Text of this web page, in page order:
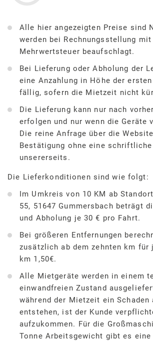
Alle hier angezeigten Preise sind
werden bei Rechnungsstellung mit
Mehrwertsteuer beaufschlagt.
Bei Lieferung oder Abholung der
eine Anzahlung in Höhe der
fällig, sofern die Mietzeit nicht
Die Lieferung kann nur nach
erfolgen und nur wenn die Geräte
Die reine Anfrage über die
Bestätigung ohne eine schriftliche
unsererseits.
Die Lieferkonditionen sind wie folgt:
Im Umkreis von 10 KM ab
55, 51647 Gummersbach beträgt
und Abholung je 30 € pro Fahrt.
Bei größeren Entfernungen
zusätzlich ab dem zehnten km für
km 1,50€.
Alle Mietgeräte werden in einem
einwandfreien Zustand
während der Mietzeit ein Schaden
entstehen, ist der Kunde
aufzukommen. Für die
Tonne Arbeitsgewicht gibt es eine